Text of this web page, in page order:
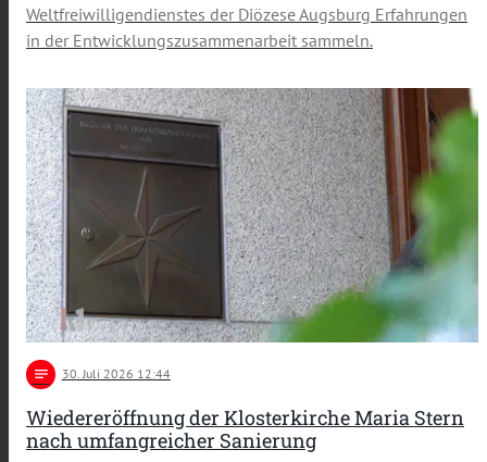
Weltfreiwilligendienstes der Diözese Augsburg Erfahrungen
in der Entwicklungszusammenarbeit sammeln.
notes 30. Juli 2026 12:44
Wiedereröffnung der Klosterkirche Maria Stern
nach umfangreicher Sanierung